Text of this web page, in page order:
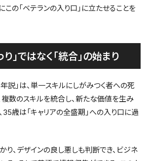
この「ベテランの入り口」に立たせることを
」ではなく「統合」の始まり
説」は、単一スキルにしがみつく者への死
複数のスキルを統合し、新たな価値を生み
35歳は「キャリアの全盛期」への入り口に過
り、デザインの良し悪しも判断でき、ビジネ